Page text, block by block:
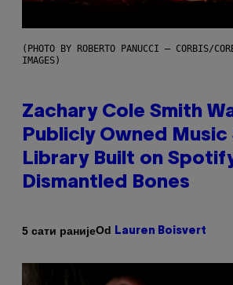
(PHOTO BY ROBERTO PANUCCI – CORBIS/
IMAGES)
Zachary Cole Smith
Publicly Owned Music
Library Built on
Dismantled Bones
5 сати ранијеOd Lauren Boisvert